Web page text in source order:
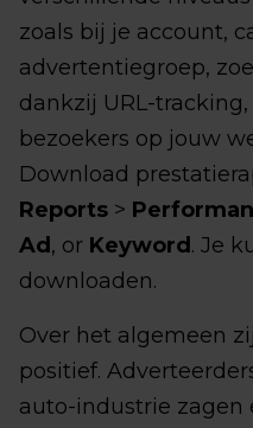
zoals bij je account,
advertentiegroep,
dankzij URL-
bezoekers op jouw
Download
Reports >
Ad , or Keyword . Je
downloaden.
Over het algemeen
positief.
auto-industrie zagen